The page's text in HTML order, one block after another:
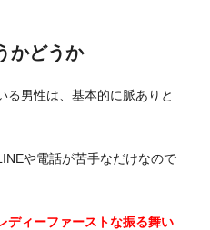
かどうか
る男性は、基本的に脈ありと
や電話が苦手なだけなので
ディーファーストな振る舞い